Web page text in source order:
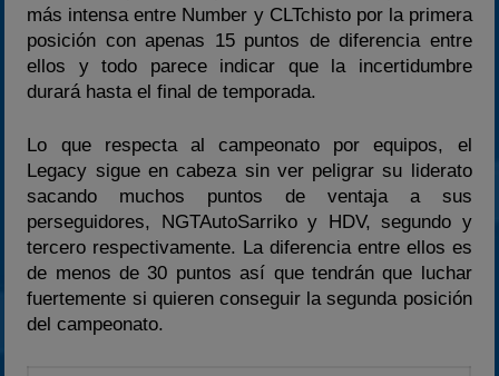
más intensa entre Number y CLTchisto por la primera
posición con apenas 15 puntos de diferencia entre
ellos y todo parece indicar que la incertidumbre
durará hasta el final de temporada.
Lo que respecta al campeonato por equipos, el
Legacy sigue en cabeza sin ver peligrar su liderato
sacando muchos puntos de ventaja a sus
perseguidores, NGTAutoSarriko y HDV, segundo y
tercero respectivamente. La diferencia entre ellos es
de menos de 30 puntos así que tendrán que luchar
fuertemente si quieren conseguir la segunda posición
del campeonato.